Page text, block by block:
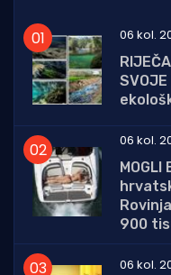
06 kol.
06 kol.
MOGLI
900
06 kol.